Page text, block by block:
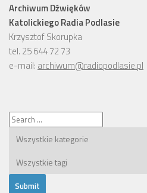
Archiwum Dźwięków
Katolickiego Radia Podlasie
Krzysztof Skorupka
tel. 25 644 72 73
e-mail: archiwum@radiopodlasie.pl